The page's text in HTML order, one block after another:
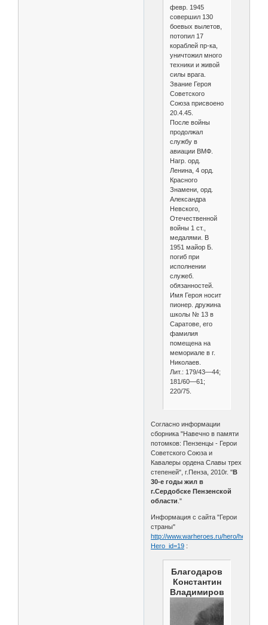
февр. 1945
совершил 130
боевых вылетов,
потопил 17
кораблей пр-ка,
уничтожил много
техники и живой
силы врага.
Звание Героя
Советского
Союза присвоено
20.4.45.
После войны
продолжал
службу в
авиации ВМФ.
Нагр. орд.
Ленина, 4 орд.
Красного
Знамени, орд.
Александра
Невского,
Отечественной
войны 1 ст.,
медалями. В
1951 майор Б.
погиб при
исполнении
служеб.
обязанностей.
Имя Героя носит
пионер. дружина
школы № 13 в
Саратове, его
фамилия
помещена на
мемориале в г.
Николаев.
Лит.: 179/43—44;
181/60—61;
220/75.
Согласно информации
сборника "Навечно в памяти
потомков: Пензенцы - Герои
Советского Союза и
Кавалеры ордена Славы трех
степеней", г.Пенза, 2010г. "В
30-е годы жил в
г.Сердобске Пензенской
области ."
Информация с сайта "Герои
страны"
http://www.warheroes.ru/hero/hero.asp?
Hero_id=19 :
Благодаров
Константин
Владимирович